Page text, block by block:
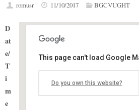
romusr 11/10/2017 BGCVUGHT
Stichting Pelabuhan
Astorius 42 - Vught
Events
This page can't load Google
Do you own this website?
D
at
e/
T
i
m
e